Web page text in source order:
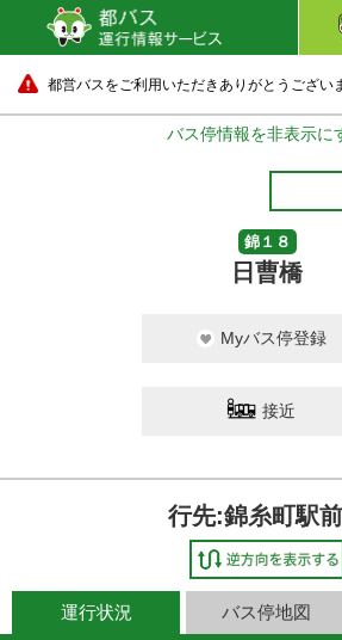
都営バスをご利用いただきありがとうござい
バス停情報を非表示に
錦１８
日曹橋
Myバス停登録
接近
行先:錦糸町駅
運行状況 バス停地図